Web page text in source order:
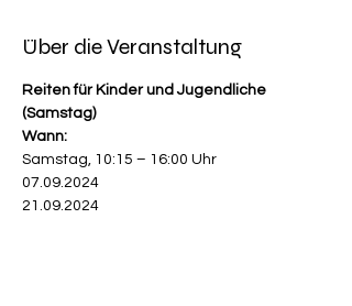
Über die Veranstaltung
Reiten für Kinder und Jugendliche
(Samstag)
Wann:
Samstag, 10:15 – 16:00 Uhr
07.09.2024
21.09.2024